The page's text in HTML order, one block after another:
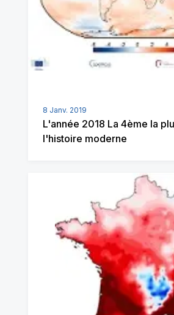
8 Janv. 2019
L'année 2018 La 4ème la
l'histoire moderne